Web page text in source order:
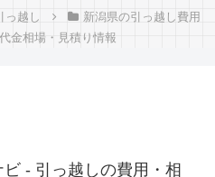
っ越し
新潟県の引っ越し費用
金相場・見積り情報